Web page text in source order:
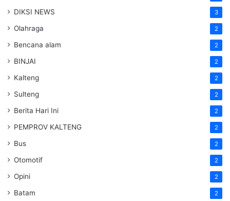
DIKSI NEWS 3
Olahraga 2
Bencana alam 2
BINJAI 2
Kalteng 2
Sulteng 2
Berita Hari Ini 2
PEMPROV KALTENG 2
Bus 2
Otomotif 2
Opini 2
Batam 2